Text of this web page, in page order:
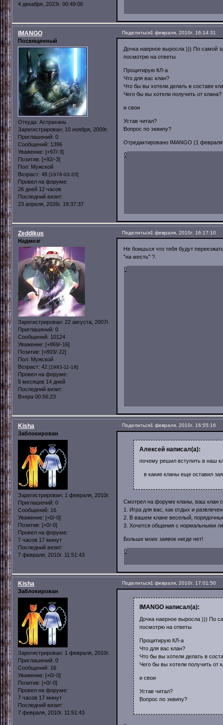
4 декабря, 2023г. 00:49:06
Поделиться1 февраля, 2010г. 16:14:31
IMANGO
Посвященный
Откуда: Астрахань
Зарегистрирован: 10 ноября, 2009г.
Приглашений: 0
Сообщений: 1396
Уважение: [+97/-3]
Позитив: [+92/-3]
Пол: Мужской
Возраст: 48 [1978-03-20]
Провел на форуме:
26 дней 12 часов
Последний визит:
23 апреля, 2026г. 19:37:37
Дочка наерное выросла ))) По самой
посмотрю на ответы
Процитирую КЛ-а
Что для вас клан?
Что бы вы хотели делать в составе
Чего бы вы хотели получить от клана?
и свои
Устав читал?
Вопрос по эквипу?
Отредактировано IMANGO (1
0
Поделиться1 февраля, 2010г. 16:17:10
Zeddikus
Надмозг
Зарегистрирован: 22 августа, 2007г.
Приглашений: 0
Сообщений: 10124
Уважение: [+869/-16]
Позитив: [+803/-22]
Пол: Мужской
Возраст: 42 [1983-11-18]
Провел на форуме:
5 месяцев 14 дней
Последний визит:
Вчера 00:56:23
Не боишься что тебя будут
"на месть" ?.
0
Поделиться1 февраля, 2010г. 16:55:16
Kisha
Заблокирован
Зарегистрирован: 1 февраля, 2010г.
Приглашений: 0
Сообщений: 16
Уважение: [+0/-0]
Позитив: [+0/-0]
Провел на форуме:
7 часов 17 минут
Последний визит:
7 февраля, 2010г. 11:51:43
Алексей написал(а):
почему решил вступить в наш
в какие кланы еще оставил
Смотрел на форуме кланы, ваш клан
1. Игра для вас, как отдых и
2. В вашем клане веселый,
3. Хочется общения с нормальными
Больше моих заявок нигде нет!
0
Поделиться1 февраля, 2010г. 17:01:50
Kisha
Заблокирован
Зарегистрирован: 1 февраля, 2010г.
Приглашений: 0
Сообщений: 16
Уважение: [+0/-0]
Позитив: [+0/-0]
Провел на форуме:
7 часов 17 минут
Последний визит:
7 февраля, 2010г. 11:51:43
IMANGO написал(а):
Дочка наерное выросла ))) По
посмотрю на ответы
Процитирую КЛ-а
Что для вас клан?
Что бы вы хотели делать в
Чего бы вы хотели получить от
и свои
Устав читал?
Вопрос по эквипу?